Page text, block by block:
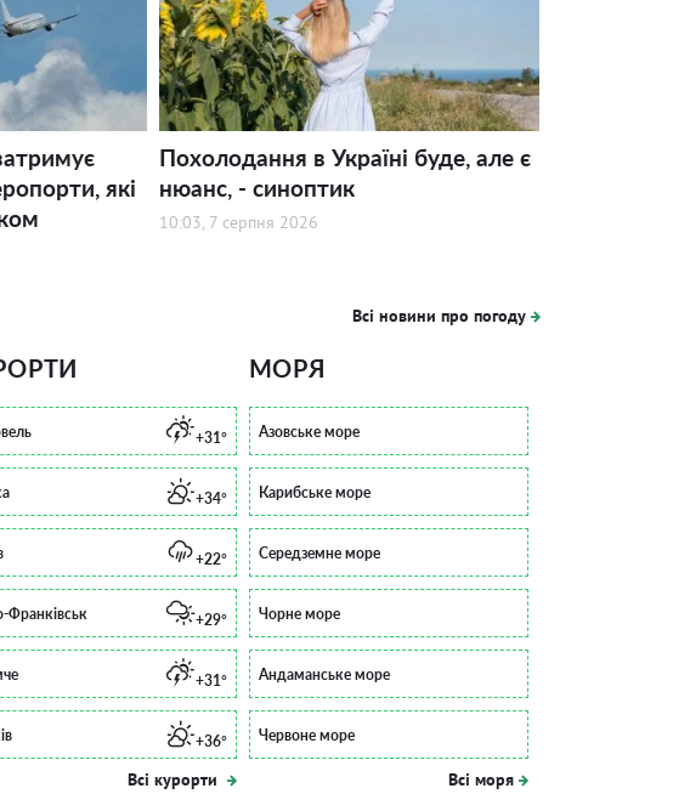
які
Похолодання в Україні буде, але є
нюанс, - синоптик
10:03, 7 серпня 2026
Всі новини про погоду
+31°
+34°
+22°
Франківськ +29°
+31°
+36°
Всі курорти
МОРЯ
Азовське море
Карибське море
Середземне море
Чорне море
Андаманське море
Червоне море
Всі моря